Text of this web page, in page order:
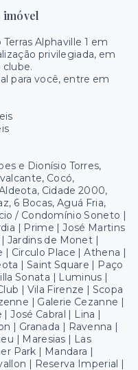
imóvel
Alphaville 1 em
privilegiada, em
para você, entre em
e Dionísio Torres,
Cocó,
Cidade 2000,
6 Bocas, Aguá Fria,
/ Condomínio Soneto |
| Prime | José Martins
Jardins de Monet |
| Circulo Place | Athena |
| Saint Square | Paço
Sonata | Luminus |
| Vila Firenze | Scopa
| Galerie Cezanne |
José Cabral | Lina |
| Granada | Ravenna |
| Maresias | Las
Park | Mandara |
| Reserva Imperial |